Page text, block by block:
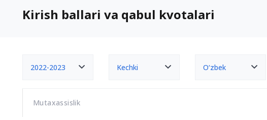
Kirish ballari va qabul kvotalari
2022-2023 Kechki O‘zbek
Mutaxassislik